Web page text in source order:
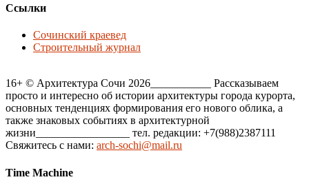
Ссылки
Сочинский краевед
Строительный журнал
16+ © Архитектура Сочи 2026___________ Рассказываем
просто и интересно об истории архитектуры города курорта,
основных тенденциях формирования его нового облика, а
также знаковых событиях в архитектурной
жизни_________________ тел. редакции: +7(988)2387111
Свяжитесь с нами: arch-sochi@mail.ru
Time Machine